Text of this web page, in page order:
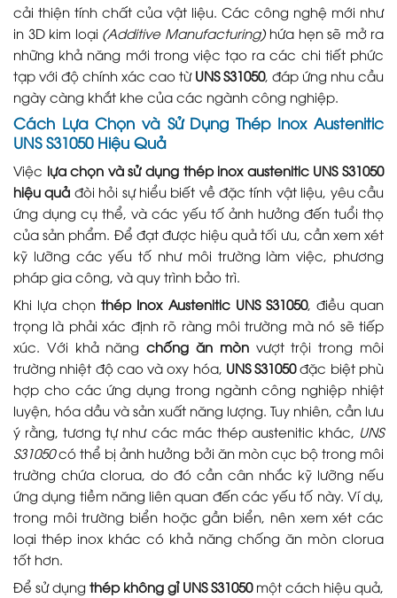
cải thiện tính chất của vật liệu. Các công nghệ mới như
in 3D kim loại (Additive Manufacturing)hứa hẹn sẽ mở ra
những khả năng mới trong việc tạo ra các chi tiết phức
tạp với độ chính xác cao từ UNS S31050, đáp ứng nhu cầu
ngày càng khắt khe của các ngành công nghiệp.
Cách Lựa Chọn và Sử Dụng Thép Inox Austenitic
UNS S31050 Hiệu Quả
Việc lựa chọn và sử dụng thép inox austenitic UNS S31050
hiệu quả đòi hỏi sự hiểu biết về đặc tính vật liệu, yêu cầu
ứng dụng cụ thể, và các yếu tố ảnh hưởng đến tuổi thọ
của sản phẩm. Để đạt được hiệu quả tối ưu, cần xem xét
kỹ lưỡng các yếu tố như môi trường làm việc, phương
pháp gia công, và quy trình bảo trì.
Khi lựa chọnthép Inox Austenitic UNS S31050, điều quan
trọng là phải xác định rõ ràng môi trường mà nó sẽ tiếp
xúc. Với khả năngchống ăn mònvượt trội trong môi
trường nhiệt độ cao và oxy hóa, UNS S31050đặc biệt phù
hợp cho các ứng dụng trong ngành công nghiệp nhiệt
luyện, hóa dầu và sản xuất năng lượng. Tuy nhiên, cần lưu
ý rằng, tương tự như các mác thép austenitic khác, UNS
S31050có thể bị ảnh hưởng bởi ăn mòn cục bộ trong môi
trường chứa clorua, do đó cần cân nhắc kỹ lưỡng nếu
ứng dụng tiềm năng liên quan đến các yếu tố này. Ví dụ,
trong môi trường biển hoặc gần biển, nên xem xét các
loại thép inox khác có khả năng chống ăn mòn clorua
tốt hơn.
Để sử dụng thép không gỉ UNS S31050một cách hiệu quả,